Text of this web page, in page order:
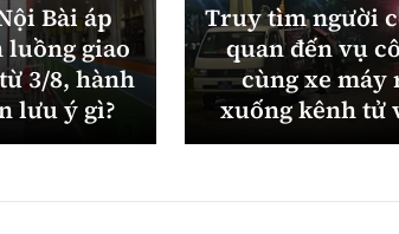
Bài áp
luồng giao
3/8, hành
lưu ý gì?
Truy tìm người
quan đến vụ
cùng xe máy
xuống kênh tử